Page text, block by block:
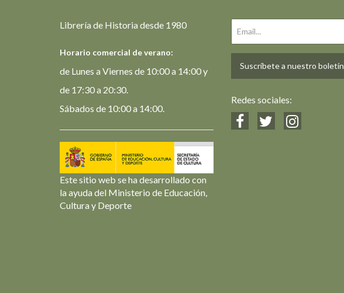
Librería de Historia desde 1980
Horario comercial de verano:
de Lunes a Viernes de 10:00 a 14:00 y
de 17:30 a 20:30.
Sábados de 10:00 a 14:00.
Este sitio web se ha desarrollado con
la ayuda del Ministerio de Educación,
Cultura y Deporte
Suscríbete a nuestro boletín
Redes sociales: